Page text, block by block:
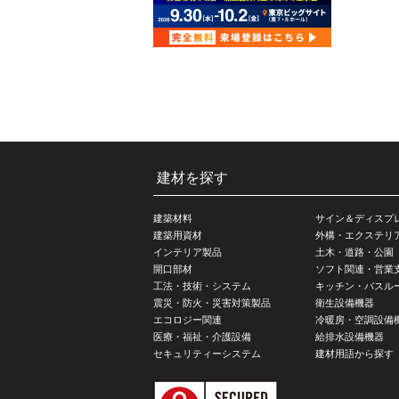
建材を探す
建築材料
建築用資材
インテリア製品
開口部材
工法・技術・システム
震災・防火・災害対策製品
エコロジー関連
医療・福祉・介護設備
セキュリティーシステム
サイン＆ディスプ
外構・エクステリ
土木・道路・公園
ソフト関連・営業
キッチン・バスル
衛生設備機器
冷暖房・空調設備
給排水設備機器
建材用語から探す